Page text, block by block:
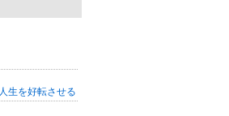
生を好転させる